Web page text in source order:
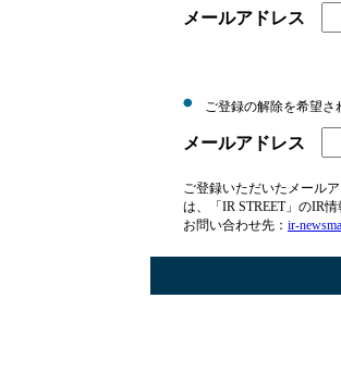
メールアドレス
ご登録の解除を希望さ
メールアドレス
ご登録いただいたメール
は、「IR STREET」のIR
お問い合わせ先： ir-